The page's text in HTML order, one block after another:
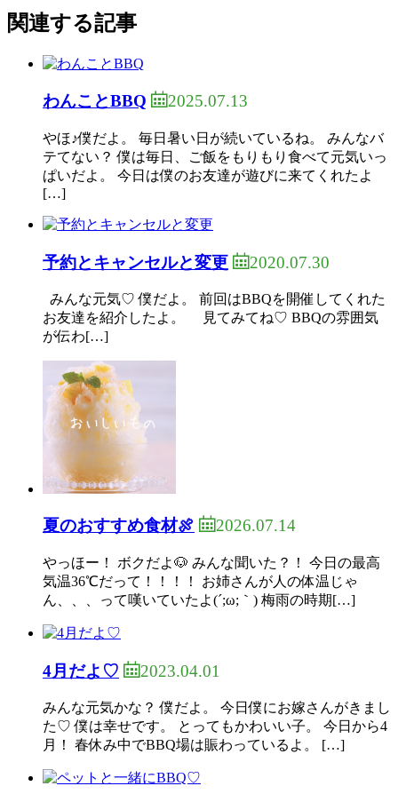
関連する記事
わんことBBQ 2025.07.13
やほ♪僕だよ。 毎日暑い日が続いているね。 みんなバ
テてない？ 僕は毎日、ご飯をもりもり食べて元気いっ
ぱいだよ。 今日は僕のお友達が遊びに来てくれたよ
[…]
予約とキャンセルと変更 2020.07.30
みんな元気♡ 僕だよ。 前回はBBQを開催してくれた
お友達を紹介したよ。 見てみてね♡ BBQの雰囲気
が伝わ[…]
夏のおすすめ食材🍖 2026.07.14
やっほー！ ボクだよ🐶 みんな聞いた？！ 今日の最高
気温36℃だって！！！！ お姉さんが人の体温じゃ
ん、、、って嘆いていたよ(´;ω;｀) 梅雨の時期[…]
4月だよ♡ 2023.04.01
みんな元気かな？ 僕だよ。 今日僕にお嫁さんがきまし
た♡ 僕は幸せです。 とってもかわいい子。 今日から4
月！ 春休み中でBBQ場は賑わっているよ。 […]